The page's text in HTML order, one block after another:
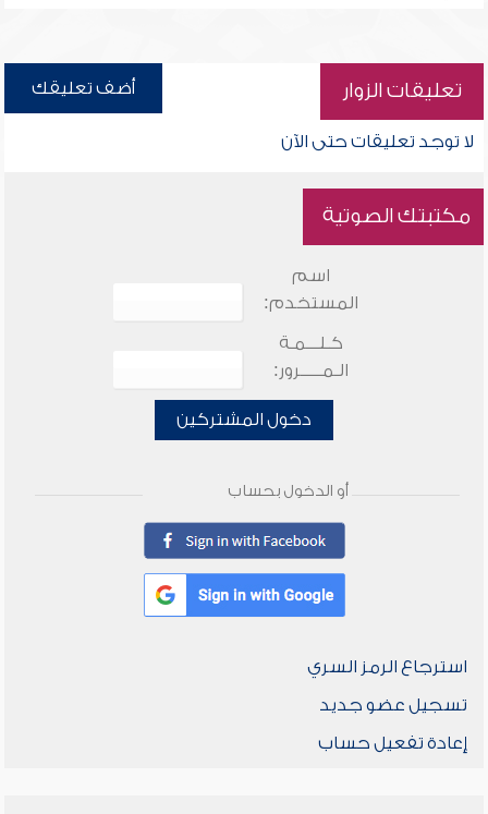
تعليقات الزوار أضف تعليقك
لا توجد تعليقات حتى الآن
مكتبتك الصوتية
اسم
المستخدم:
كـلـــمـة
الـمـــــرور:
دخول المشتركين
أو الدخول بحساب
استرجاع الرمز السري
تسجيل عضو جديد
إعادة تفعيل حساب